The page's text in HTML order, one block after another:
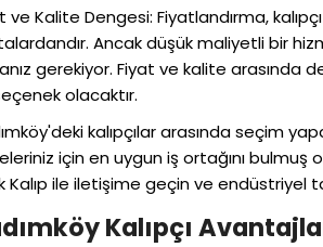
ve Kalite Dengesi: Fiyatlandırma,
Ancak düşük maliyetli bir
gerekiyor. Fiyat ve kalite arasında
olacaktır.
kalıpçılar arasında seçim
için en uygun iş ortağını bulmuş
Kalıp ile iletişime geçin ve endüstriyel
Kalıpçı